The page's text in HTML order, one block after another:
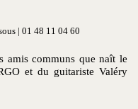
| 01 48 11 04 60
amis communs que naît le
et du guitariste Valéry